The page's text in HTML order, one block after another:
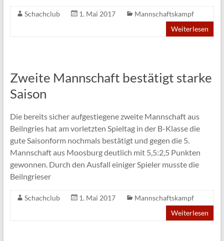
Schachclub 1. Mai 2017
Mannschaftskampf
Weiterlesen
Zweite Mannschaft bestätigt starke
Saison
Die bereits sicher aufgestiegene zweite Mannschaft aus
Beilngries hat am vorletzten Spieltag in der B-Klasse die
gute Saisonform nochmals bestätigt und gegen die 5.
Mannschaft aus Moosburg deutlich mit 5,5:2,5 Punkten
gewonnen. Durch den Ausfall einiger Spieler musste die
Beilngrieser
Schachclub 1. Mai 2017
Mannschaftskampf
Weiterlesen